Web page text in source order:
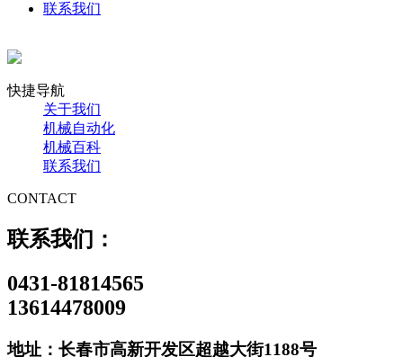
联系我们
快捷导航
关于我们
机械自动化
机械百科
联系我们
CONTACT
联系我们：
0431-81814565
13614478009
地址：长春市高新开发区超越大街1188号